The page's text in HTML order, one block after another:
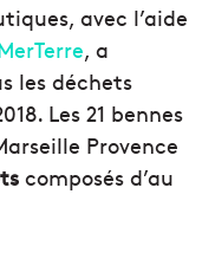
avec l’aide
, a
les déchets
Les 21 bennes
Provence
composés d’au